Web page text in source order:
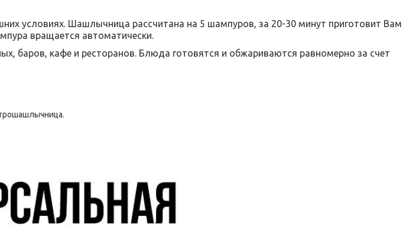
условиях. Шашлычница рассчитана на 5 шампуров, за 20-30 минут приготовит Вам
вращается автоматически.
баров, кафе и ресторанов. Блюда готовятся и обжариваются равномерно за счет